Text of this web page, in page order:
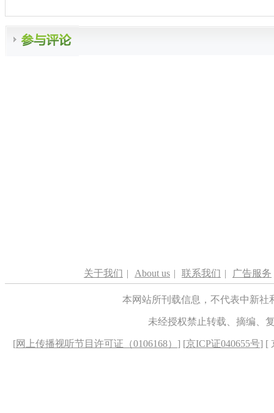
关于我们 | About us | 联系我们 | 广告服务
本网站所刊载信息，不代表中新
未经授权禁止转载、摘编、
[网上传播视听节目许可证（0106168） ] [京ICP证040655号] [